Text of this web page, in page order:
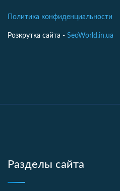
Политика конфиденциальности
Розкрутка сайта - SeoWorld.in.ua
Разделы сайта